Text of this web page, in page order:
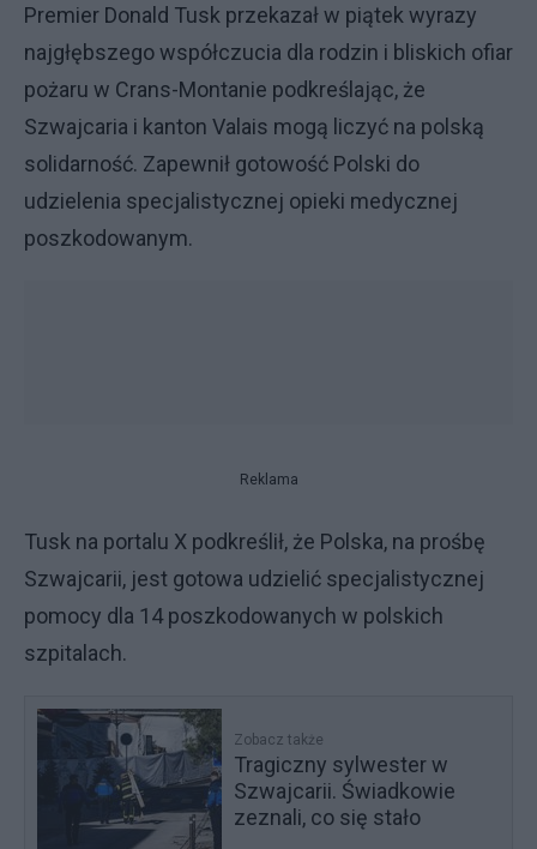
Premier Donald Tusk przekazał w piątek wyrazy
najgłębszego współczucia dla rodzin i bliskich ofiar
pożaru w Crans-Montanie podkreślając, że
Szwajcaria i kanton Valais mogą liczyć na polską
solidarność. Zapewnił gotowość Polski do
udzielenia specjalistycznej opieki medycznej
poszkodowanym.
Reklama
Tusk na portalu X podkreślił, że Polska, na prośbę
Szwajcarii, jest gotowa udzielić specjalistycznej
pomocy dla 14 poszkodowanych w polskich
szpitalach.
Zobacz także
Tragiczny sylwester w
Szwajcarii. Świadkowie
zeznali, co się stało